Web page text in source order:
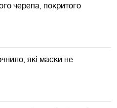
черепа, покритого
які маски не